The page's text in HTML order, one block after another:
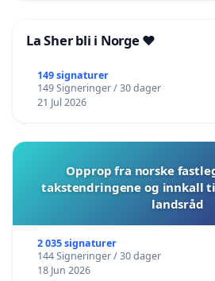
La Sher bli i Norge ❤️
149 signaturer
149 Signeringer / 30 dager
21 Jul 2026
Opprop fra norske
takstendringene og innkall
landsråd
2 035 signaturer
144 Signeringer / 30 dager
18 Jun 2026